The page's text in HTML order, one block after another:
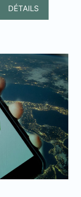
DÉTAILS